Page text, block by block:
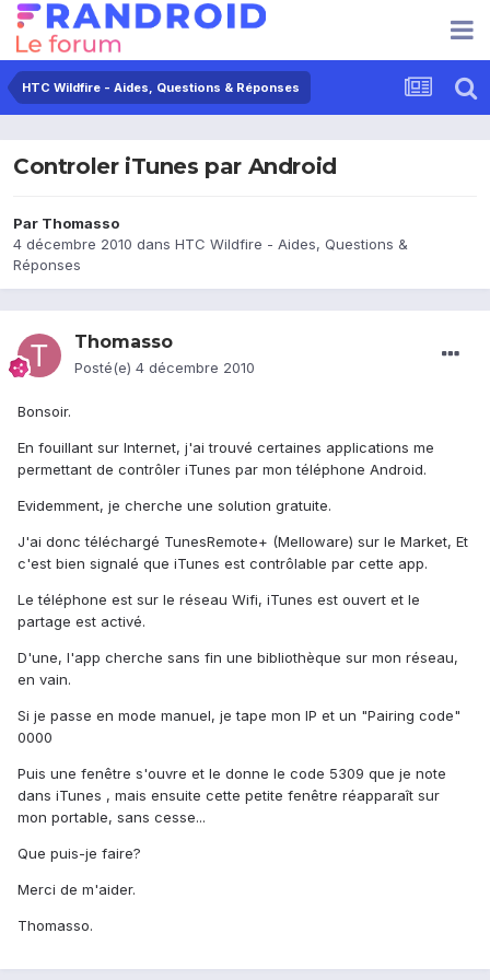
HTC Wildfire - Aides, Questions & Réponses
Controler iTunes par Android
Par Thomasso
4 décembre 2010 dans HTC Wildfire - Aides, Questions &
Réponses
Thomasso
Posté(e) 4 décembre 2010
Bonsoir.
En fouillant sur Internet, j'ai trouvé certaines applications me
permettant de contrôler iTunes par mon téléphone Android.
Evidemment, je cherche une solution gratuite.
J'ai donc téléchargé TunesRemote+ (Melloware) sur le Market, Et
c'est bien signalé que iTunes est contrôlable par cette app.
Le téléphone est sur le réseau Wifi, iTunes est ouvert et le
partage est activé.
D'une, l'app cherche sans fin une bibliothèque sur mon réseau,
en vain.
Si je passe en mode manuel, je tape mon IP et un "Pairing code"
0000
Puis une fenêtre s'ouvre et le donne le code 5309 que je note
dans iTunes , mais ensuite cette petite fenêtre réapparaît sur
mon portable, sans cesse...
Que puis-je faire?
Merci de m'aider.
Thomasso.